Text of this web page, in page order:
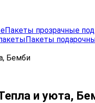
Пакеты прозрачные
Пакеты
Бемби
и уюта,